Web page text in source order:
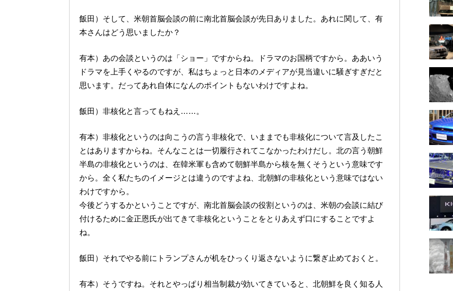
飯田）そして、米朝首脳会談の前に南北首脳会談が先日ありました。あれに関して、有
本さんはどう思いましたか？
有本）あの会談というのは「ショー」ですからね。ドラマのお国柄ですから。ああいう
ドラマを上手くやるのですが、私はちょっと日本のメディアが見当違いに騒ぎすぎだと
思います。だってあれ自体になんのポイントもないわけですよね。
飯田）非核化と言ってもねえ……。
有本）非核化というのは向こうの言う非核化で、いままでも非核化について言及したこ
とはありますからね。そんなことは一切履行されてこなかったわけだし。北の言う朝鮮
半島の非核化というのは、在韓米軍も含めて朝鮮半島から核を無くそうという意味です
から。全く私たちのイメージとは違うのですよね、北朝鮮の非核化という意味ではない
わけですから。
今後どうするかということですが、南北首脳会談の役割というのは、米朝の会談に結び
付けるために金正恩氏が出てきて非核化ということをとりあえず口にすることですよ
ね。
飯田）それでやる前にトランプさんが机をひっくり返さないように繋ぎ止めておくと。
有本）そうですね。それとやっぱり相当制裁が効いてきていると、北朝鮮を良く知る人